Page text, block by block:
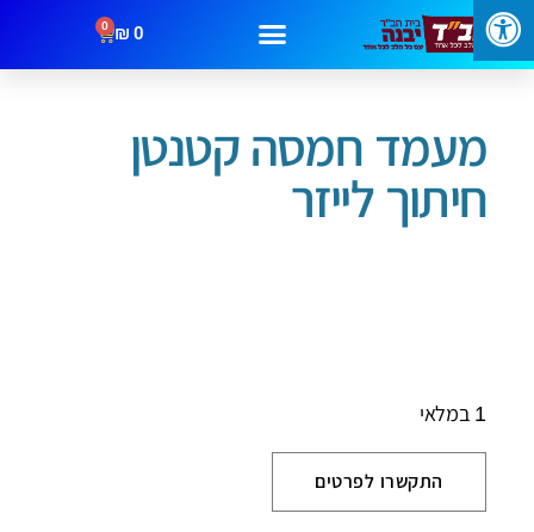
0
₪
0
עמוד הבית/חמסות ברכות וסגולות/ מעמד חמסה קטנטן חיתוך לייזר
מעמד חמסה קטנטן
חיתוך לייזר
1 במלאי
התקשרו לפרטים